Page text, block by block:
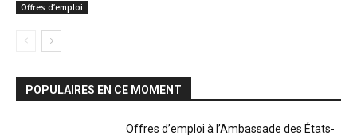
Offres d’emploi
POPULAIRES EN CE MOMENT
Offres d’emploi à l’Ambassade des États-